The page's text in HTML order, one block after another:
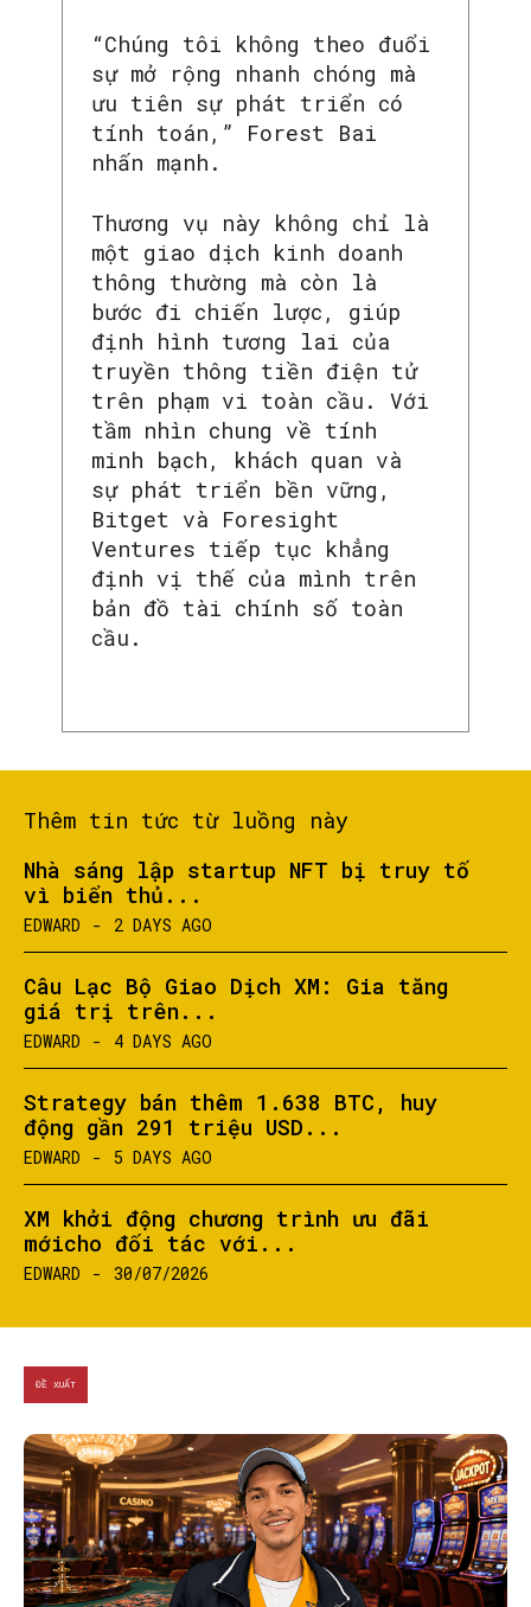
“Chúng tôi không theo đuổi
sự mở rộng nhanh chóng mà
ưu tiên sự phát triển có
tính toán,” Forest Bai
nhấn mạnh.
Thương vụ này không chỉ là
một giao dịch kinh doanh
thông thường mà còn là
bước đi chiến lược, giúp
định hình tương lai của
truyền thông tiền điện tử
trên phạm vi toàn cầu. Với
tầm nhìn chung về tính
minh bạch, khách quan và
sự phát triển bền vững,
Bitget và Foresight
Ventures tiếp tục khẳng
định vị thế của mình trên
bản đồ tài chính số toàn
cầu.
Thêm tin tức từ luồng này
Nhà sáng lập startup NFT bị truy tố
vì biển thủ...
EDWARD - 2 DAYS AGO
Câu Lạc Bộ Giao Dịch XM: Gia tăng
giá trị trên...
EDWARD - 4 DAYS AGO
Strategy bán thêm 1.638 BTC, huy
động gần 291 triệu USD...
EDWARD - 5 DAYS AGO
XM khởi động chương trình ưu đãi
mớicho đối tác với...
EDWARD - 30/07/2026
ĐỀ XUẤT